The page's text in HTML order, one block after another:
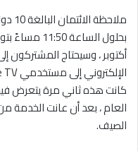
أكتوبر ، وسيحتاج المشتركون
العام ، بعد أن عانت الخدمة
الصيف.